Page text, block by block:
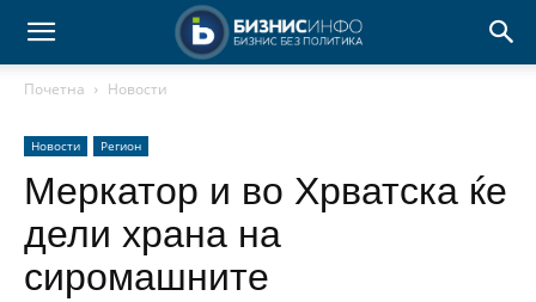
Почетна Новости
Новости Регион
Меркатор и во Хрватска ќе
дели храна на
сиромашните